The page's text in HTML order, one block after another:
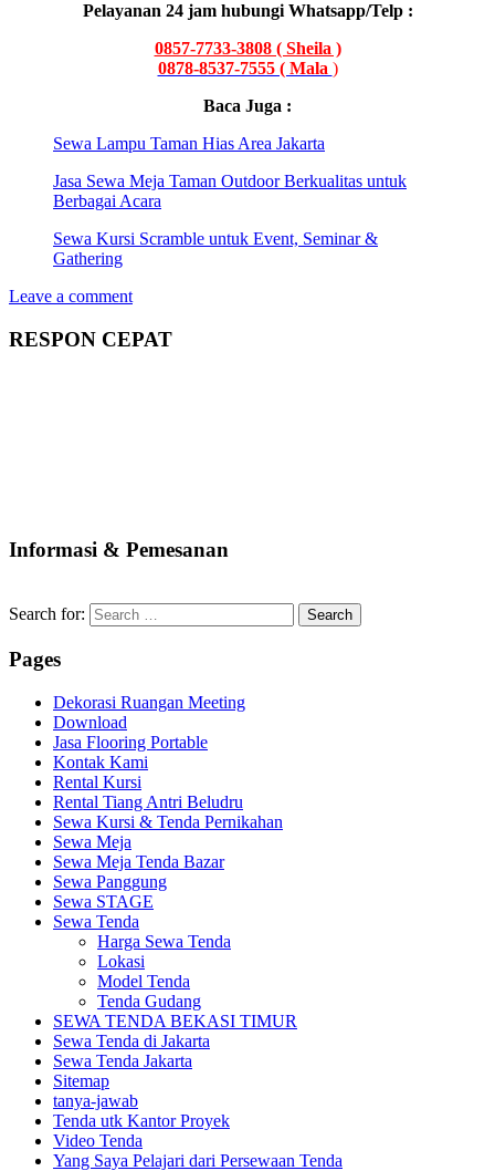
Pelayanan 24 jam hubungi Whatsapp/Telp :
0857-7733-3808 ( Sheila )
0878-8537-7555 ( Mala )
Baca Juga :
Sewa Lampu Taman Hias Area Jakarta
Jasa Sewa Meja Taman Outdoor Berkualitas untuk
Berbagai Acara
Sewa Kursi Scramble untuk Event, Seminar &
Gathering
Leave a comment
RESPON CEPAT
Informasi & Pemesanan
Search for:
Pages
Dekorasi Ruangan Meeting
Download
Jasa Flooring Portable
Kontak Kami
Rental Kursi
Rental Tiang Antri Beludru
Sewa Kursi & Tenda Pernikahan
Sewa Meja
Sewa Meja Tenda Bazar
Sewa Panggung
Sewa STAGE
Sewa Tenda
Harga Sewa Tenda
Lokasi
Model Tenda
Tenda Gudang
SEWA TENDA BEKASI TIMUR
Sewa Tenda di Jakarta
Sewa Tenda Jakarta
Sitemap
tanya-jawab
Tenda utk Kantor Proyek
Video Tenda
Yang Saya Pelajari dari Persewaan Tenda